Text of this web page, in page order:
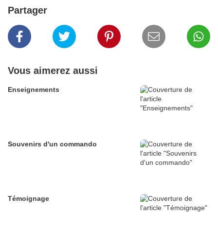
Partager
Vous aimerez aussi
Enseignements
Souvenirs d'un commando
Témoignage